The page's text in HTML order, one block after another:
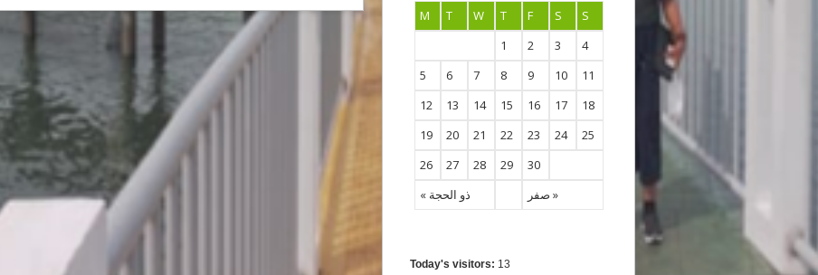
M
T W T F S S
« ذو الحجة صفر »
1 2 3
4
5
6 7 8 9 10
11
12
13 14 15 16 17
18
19
20 21 22 23 24
25
26
27 28 29 30
Today's visitors: 13